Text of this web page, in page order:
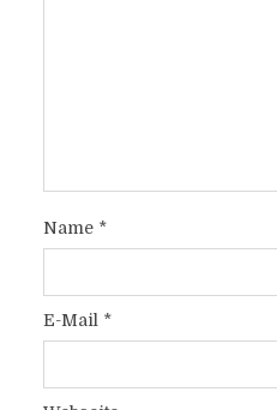
Name*
E-Mail *